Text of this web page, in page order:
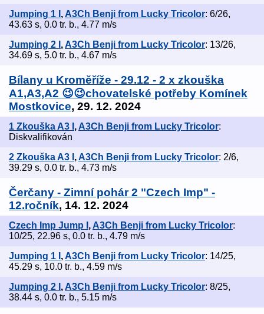
Jumping 1 I , A3Ch Benji from Lucky Tricolor: 6/26,
43.63 s, 0.0 tr. b., 4.77 m/s
Jumping 2 I ,A3Ch Benji from Lucky Tricolor: 13/26,
34.69 s, 5.0 tr. b., 4.67 m/s
Bílany u Kroměříže - 29.12 - 2 x zkouška
A1,A3,A2 😉😉chovatelské potřeby Komínek
Mostkovice, 29. 12. 2024
1 Zkouška A3 I , A3Ch Benji from Lucky Tricolor:
Diskvalifikován
2 Zkouška A3 I ,A3Ch Benji from Lucky Tricolor: 2/6,
39.29 s, 0.0 tr. b., 4.73 m/s
Čerčany - Zimní pohár 2 "Czech Imp" -
12.ročník, 14. 12. 2024
Czech Imp Jump I , A3Ch Benji from Lucky Tricolor:
10/25, 22.96 s, 0.0 tr. b., 4.79 m/s
Jumping 1 I ,A3Ch Benji from Lucky Tricolor: 14/25,
45.29 s, 10.0 tr. b., 4.59 m/s
Jumping 2 I , A3Ch Benji from Lucky Tricolor: 8/25,
38.44 s, 0.0 tr. b., 5.15 m/s